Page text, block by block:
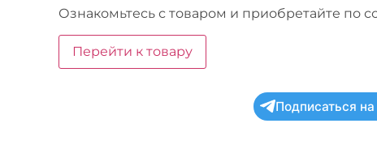
Ознакомьтесь с товаром и приобретайте по
Перейти к товару
Подписаться